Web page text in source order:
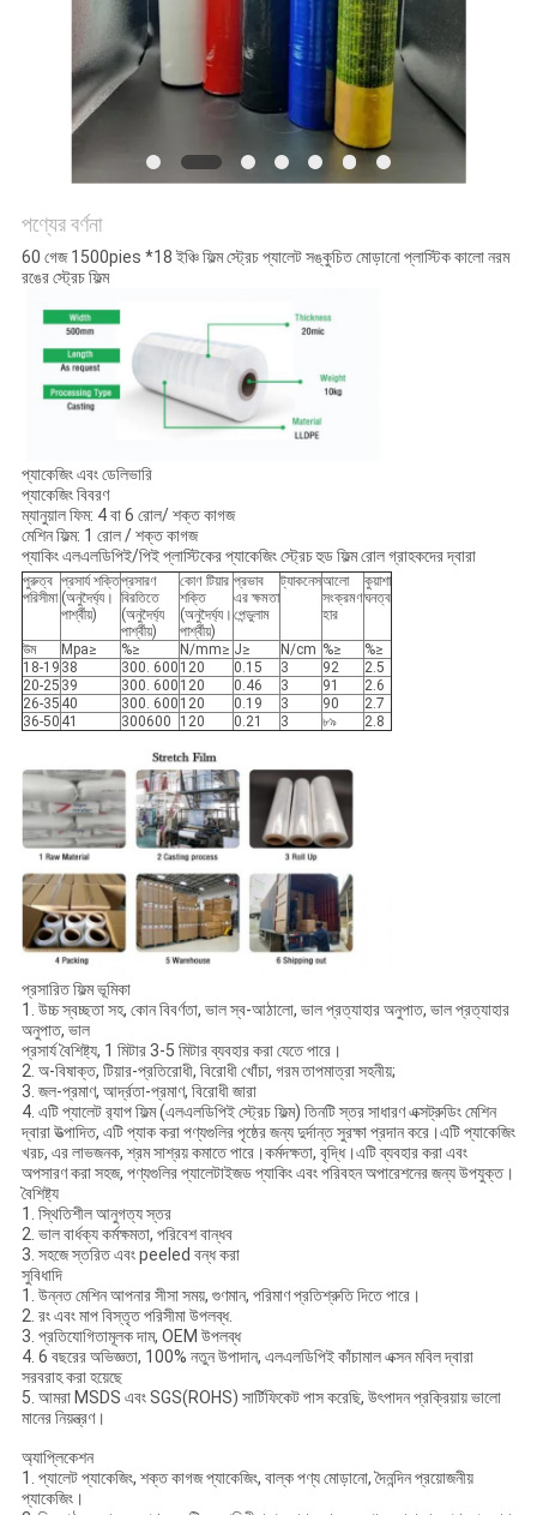
গোপনীয়তা
পণ্যের বর্ণনা
60 গেজ 1500pies *18 ইঞ্চি ফিল্ম স্ট্রেচ প্যালেট সঙ্কুচিত মোড়ানো প্লাস্টিক কালো নরম
রঙের স্ট্রেচ ফিল্ম
প্যাকেজিং এবং ডেলিভারি
প্যাকেজিং বিবরণ
ম্যানুয়াল ফিম: 4 বা 6 রোল/ শক্ত কাগজ
মেশিন ফিল্ম: 1 রোল / শক্ত কাগজ
প্যাকিং এলএলডিপিই/পিই প্লাস্টিকের প্যাকেজিং স্ট্রেচ হুড ফিল্ম রোল গ্রাহকদের দ্বারা
পুরুত্ব
পরিসীমা
প্রসার্য শক্তি
(অনুদৈর্ঘ্য।
পার্শ্বীয়)
প্রসারণ
বিরতিতে
(অনুদৈর্ঘ্য
পার্শ্বীয়)
কোণ টিয়ার
শক্তি
(অনুদৈর্ঘ্য।
পার্শ্বীয়)
প্রভাব
এর ক্ষমতা
পেন্ডুলাম
ট্যাকনেসআলো
সংক্রমণ
হার
কুয়াশা
ঘনত্ব
উম Mpa≥ %≥ N/mm≥ J≥ N/cm %≥
%≥
18-19 38 300. 600 120 0.15 3 92
2.5
20-25 39 300. 600 120 0.46 3 91
2.6
26-35 40 300. 600 120 0.19 3 90
2.7
36-50 41 300600 120 0.21 3 ৮৯ 2.8
প্রসারিত ফিল্ম ভূমিকা
1. উচ্চ স্বচ্ছতা সহ, কোন বিবর্ণতা, ভাল স্ব-আঠালো, ভাল প্রত্যাহার অনুপাত, ভাল প্রত্যাহার
অনুপাত, ভাল
প্রসার্য বৈশিষ্ট্য, 1 মিটার 3-5 মিটার ব্যবহার করা যেতে পারে।
2. অ-বিষাক্ত, টিয়ার-প্রতিরোধী, বিরোধী খোঁচা, গরম তাপমাত্রা সহনীয়;
3. জল-প্রমাণ, আর্দ্রতা-প্রমাণ, বিরোধী জারা
4. এটি প্যালেট র‍্যাপ ফিল্ম (এলএলডিপিই স্ট্রেচ ফিল্ম) তিনটি স্তর সাধারণ এক্সট্রুডিং মেশিন
দ্বারা উত্পাদিত, এটি প্যাক করা পণ্যগুলির পৃষ্ঠের জন্য দুর্দান্ত সুরক্ষা প্রদান করে।এটি প্যাকেজিং
খরচ, এর লাভজনক, শ্রম সাশ্রয় কমাতে পারে।কর্মদক্ষতা, বৃদ্ধি।এটি ব্যবহার করা এবং
অপসারণ করা সহজ, পণ্যগুলির প্যালেটাইজড প্যাকিং এবং পরিবহন অপারেশনের জন্য উপযুক্ত।
বৈশিষ্ট্য
1. স্থিতিশীল আনুগত্য স্তর
2. ভাল বার্ধক্য কর্মক্ষমতা, পরিবেশ বান্ধব
3. সহজে স্তরিত এবং peeled বন্ধ করা
সুবিধাদি
1. উন্নত মেশিন আপনার সীসা সময়, গুণমান, পরিমাণ প্রতিশ্রুতি দিতে পারে।
2. রং এবং মাপ বিস্তৃত পরিসীমা উপলব্ধ.
3. প্রতিযোগিতামূলক দাম, OEM উপলব্ধ
4. 6 বছরের অভিজ্ঞতা, 100% নতুন উপাদান, এলএলডিপিই কাঁচামাল এক্সন মবিল দ্বারা
সরবরাহ করা হয়েছে
5. আমরা MSDS এবং SGS(ROHS) সার্টিফিকেট পাস করেছি, উৎপাদন প্রক্রিয়ায় ভালো
মানের নিয়ন্ত্রণ।
অ্যাপ্লিকেশন
1. প্যালেট প্যাকেজিং, শক্ত কাগজ প্যাকেজিং, বাল্ক পণ্য মোড়ানো, দৈনন্দিন প্রয়োজনীয়
প্যাকেজিং।